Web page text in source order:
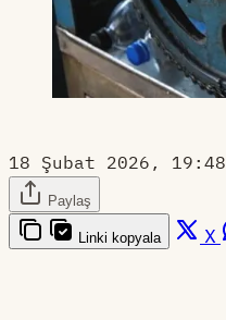
18 Şubat 2026, 19:48
Paylaş
Linki kopyala X